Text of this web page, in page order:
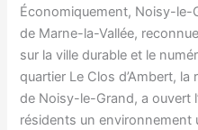
Économiquement, Noisy-le-
de Marne-la-Vallée,
sur la ville durable et le
quartier Le Clos d’Ambert,
de Noisy-le-Grand, a ouvert
résidents un environnement